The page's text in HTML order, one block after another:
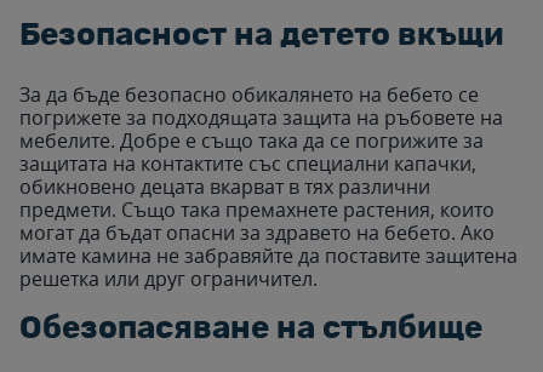
Безопасност на детето вкъщи
За да бъде безопасно обикалянето на бебето се
погрижете за подходящата защита на ръбовете на
мебелите. Добре е също така да се погрижите за
защитата на контактите със специални капачки,
обикновено децата вкарват в тях различни
предмети. Също така премахнете растения, които
могат да бъдат опасни за здравето на бебето. Ако
имате камина не забравяйте да поставите защитена
решетка или друг ограничител.
Обезопасяване на стълбище